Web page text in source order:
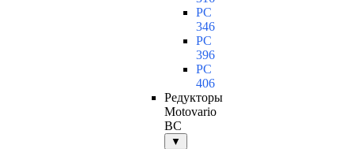
PC
346
PC
396
PC
406
Редукторы
Motovario
BC
▼